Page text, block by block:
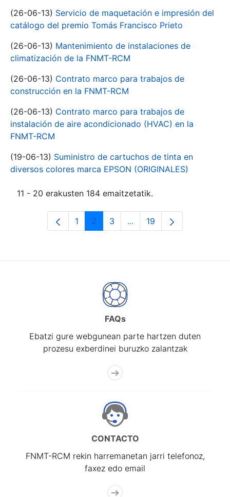
(26-06-13) Servicio de maquetación e impresión del
catálogo del premio Tomás Francisco Prieto
(26-06-13) Mantenimiento de instalaciones de
climatización de la FNMT-RCM
(26-06-13) Contrato marco para trabajos de
construcción en la FNMT-RCM
(26-06-13) Contrato marco para trabajos de
instalación de aire acondicionado (HVAC) en la
FNMT-RCM
(19-06-13) Suministro de cartuchos de tinta en
diversos colores marca EPSON (ORIGINALES)
11 - 20 erakusten 184 emaitzetatik.
Orrialdea
1 Orrialdea
2 Orrialdea
3 ...Intermediate Pages Use
Orrialdea
19
FAQs
Ebatzi gure webgunean parte hartzen duten
prozesu exberdinei buruzko zalantzak
CONTACTO
FNMT-RCM rekin harremanetan jarri telefonoz,
faxez edo email